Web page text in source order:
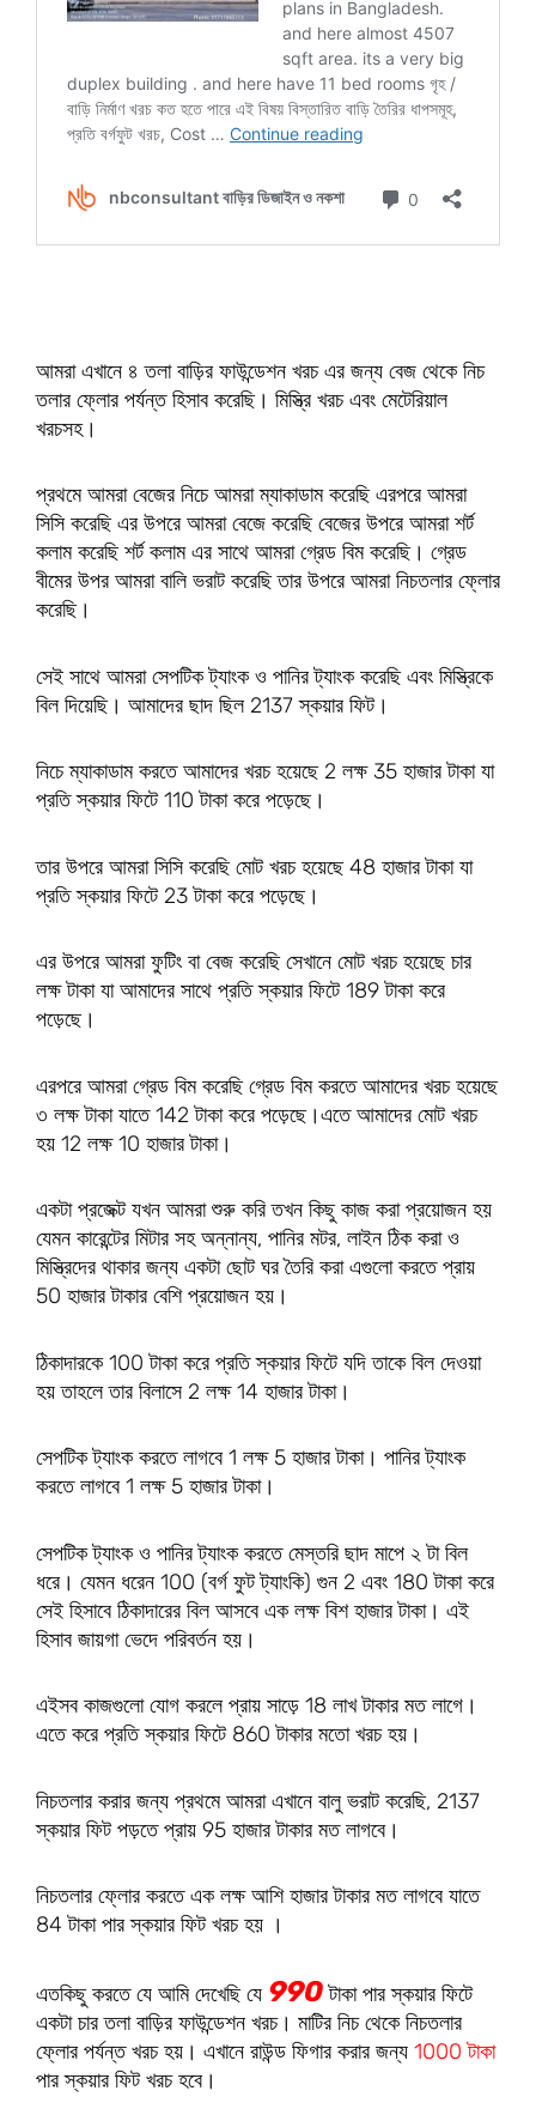
আমরা এখানে ৪ তলা বাড়ির ফাউন্ডেশন খরচ এর জন্য বেজ থেকে নিচ
তলার ফ্লোর পর্যন্ত হিসাব করেছি। মিস্ত্রি খরচ এবং মেটেরিয়াল
খরচসহ।
প্রথমে আমরা বেজের নিচে আমরা ম্যাকাডাম করেছি এরপরে আমরা
সিসি করেছি এর উপরে আমরা বেজে করেছি বেজের উপরে আমরা শর্ট
কলাম করেছি শর্ট কলাম এর সাথে আমরা গ্রেড বিম করেছি। গ্রেড
বীমের উপর আমরা বালি ভরাট করেছি তার উপরে আমরা নিচতলার ফ্লোর
করেছি।
সেই সাথে আমরা সেপটিক ট্যাংক ও পানির ট্যাংক করেছি এবং মিস্ত্রিকে
বিল দিয়েছি। আমাদের ছাদ ছিল 2137 স্কয়ার ফিট।
নিচে ম্যাকাডাম করতে আমাদের খরচ হয়েছে 2 লক্ষ 35 হাজার টাকা যা
প্রতি স্কয়ার ফিটে 110 টাকা করে পড়েছে।
তার উপরে আমরা সিসি করেছি মোট খরচ হয়েছে 48 হাজার টাকা যা
প্রতি স্কয়ার ফিটে 23 টাকা করে পড়েছে।
এর উপরে আমরা ফুটিং বা বেজ করেছি সেখানে মোট খরচ হয়েছে চার
লক্ষ টাকা যা আমাদের সাথে প্রতি স্কয়ার ফিটে 189 টাকা করে
পড়েছে।
এরপরে আমরা গ্রেড বিম করেছি গ্রেড বিম করতে আমাদের খরচ হয়েছে
৩ লক্ষ টাকা যাতে 142 টাকা করে পড়েছে।এতে আমাদের মোট খরচ
হয় 12 লক্ষ 10 হাজার টাকা।
একটা প্রজেক্ট যখন আমরা শুরু করি তখন কিছু কাজ করা প্রয়োজন হয়
যেমন কারেন্টের মিটার সহ অন্নান্য, পানির মটর, লাইন ঠিক করা ও
মিস্ত্রিদের থাকার জন্য একটা ছোট ঘর তৈরি করা এগুলো করতে প্রায়
50 হাজার টাকার বেশি প্রয়োজন হয়।
ঠিকাদারকে 100 টাকা করে প্রতি স্কয়ার ফিটে যদি তাকে বিল দেওয়া
হয় তাহলে তার বিলাসে 2 লক্ষ 14 হাজার টাকা।
সেপটিক ট্যাংক করতে লাগবে 1 লক্ষ 5 হাজার টাকা। পানির ট্যাংক
করতে লাগবে 1 লক্ষ 5 হাজার টাকা।
সেপটিক ট্যাংক ও পানির ট্যাংক করতে মেস্তরি ছাদ মাপে ২ টা বিল
ধরে। যেমন ধরেন 100 (বর্গ ফুট ট্যাংকি) গুন 2 এবং 180 টাকা করে
সেই হিসাবে ঠিকাদারের বিল আসবে এক লক্ষ বিশ হাজার টাকা। এই
হিসাব জায়গা ভেদে পরিবর্তন হয়।
এইসব কাজগুলো যোগ করলে প্রায় সাড়ে 18 লাখ টাকার মত লাগে।
এতে করে প্রতি স্কয়ার ফিটে 860 টাকার মতো খরচ হয়।
নিচতলার করার জন্য প্রথমে আমরা এখানে বালু ভরাট করেছি, 2137
স্কয়ার ফিট পড়তে প্রায় 95 হাজার টাকার মত লাগবে।
নিচতলার ফ্লোর করতে এক লক্ষ আশি হাজার টাকার মত লাগবে যাতে
84 টাকা পার স্কয়ার ফিট খরচ হয় ।
এতকিছু করতে যে আমি দেখেছি যে 990টাকা পার স্কয়ার ফিটে
একটা চার তলা বাড়ির ফাউন্ডেশন খরচ। মাটির নিচ থেকে নিচতলার
ফ্লোর পর্যন্ত খরচ হয়। এখানে রাউন্ড ফিগার করার জন্য 1000 টাকা
পার স্কয়ার ফিট খরচ হবে।